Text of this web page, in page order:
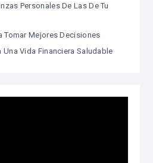
Personales De Las De Tu
Tomar Mejores Decisiones
Una Vida Financiera Saludable